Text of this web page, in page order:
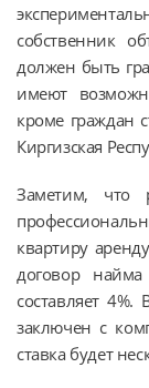
собственник
должен быть
имеют
кроме граждан
Киргизская
Заметим, что
квартиру
договор
составляет
заключен с
ставка будет